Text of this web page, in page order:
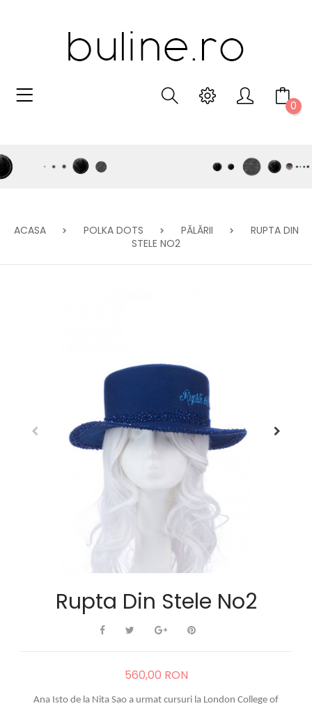
0
ACASA POLKA DOTS PĂLĂRII
RUPTA DIN
STELE NO2
Rupta Din Stele No2
560,00 RON
Ana Isto de la Nita Sao a urmat cursuri la London College of